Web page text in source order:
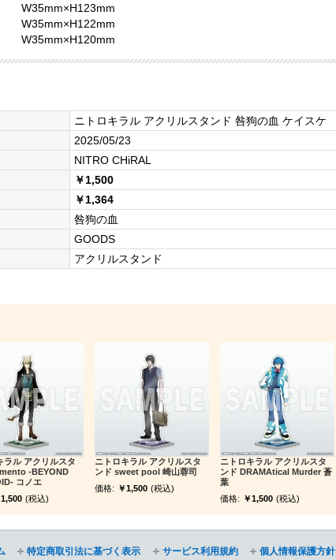
W35mm×H123mm
W35mm×H122mm
W35mm×H120mm
ニトロキラル アクリルスタンド 咎狗の血 ケイスケ
2025/05/23
NITRO CHiRAL
￥1,500
￥1,364
咎狗の血
GOODS
アクリルスタンド
ラル アクリルスタ
-BEYOND
コノエ
1,500 (税込)
ニトロキラル アクリルスタ
ンド sweet pool 崎山蓉司
価格: ￥1,500 (税込)
ニトロキラル アクリルスタ
ンド DRAMAtical Murder 蒼
葉
価格: ￥1,500 (税込)
特定商取引法に基づく表示 サービス利用規約 個人情報保護方針